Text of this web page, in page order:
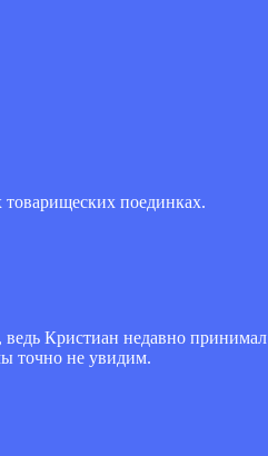
товарищеских поединках.
Кристиан недавно принимал
точно не увидим.